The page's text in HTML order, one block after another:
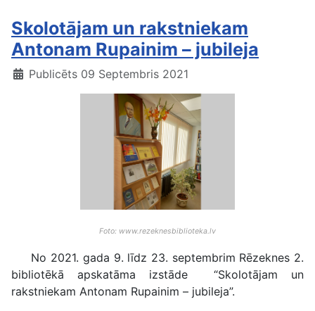
Skolotājam un rakstniekam
Antonam Rupainim – jubileja
Publicēts 09 Septembris 2021
Foto: www.rezeknesbiblioteka.lv
No 2021. gada 9. līdz 23. septembrim Rēzeknes 2.
bibliotēkā apskatāma izstāde “Skolotājam un
rakstniekam Antonam Rupainim – jubileja”.